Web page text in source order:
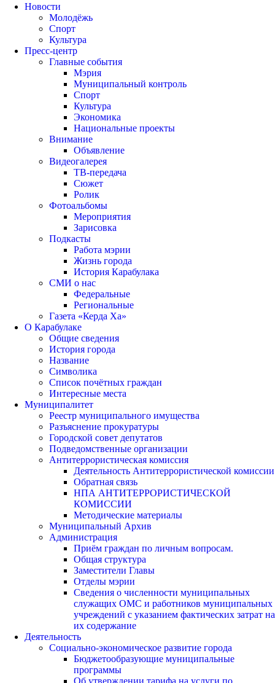
Новости
Молодёжь
Спорт
Культура
Пресс-центр
Главные события
Мэрия
Муниципальный контроль
Спорт
Культура
Экономика
Национальные проекты
Внимание
Объявление
Видеогалерея
ТВ-передача
Сюжет
Ролик
Фотоальбомы
Мероприятия
Зарисовка
Подкасты
Работа мэрии
Жизнь города
История Карабулака
СМИ о нас
Федеральные
Региональные
Газета «Керда Ха»
О Карабулаке
Общие сведения
История города
Название
Символика
Список почётных граждан
Интересные места
Муниципалитет
Реестр муниципального имущества
Разъяснение прокуратуры
Городской совет депутатов
Подведомственные организации
Антитеррористическая комиссия
Деятельность Антитеррористической комиссии
Обратная связь
НПА АНТИТЕРРОРИСТИЧЕСКОЙ
КОМИССИИ
Методические материалы
Муниципальный Архив
Администрация
Приём граждан по личным вопросам.
Общая структура
Заместители Главы
Отделы мэрии
Сведения о численности муниципальных
служащих ОМС и работников муниципальных
учреждений с указанием фактических затрат на
их содержание
Деятельность
Социально-экономическое развитие города
Бюджетообразующие муниципальные
программы
Об утверждении тарифа на услуги по